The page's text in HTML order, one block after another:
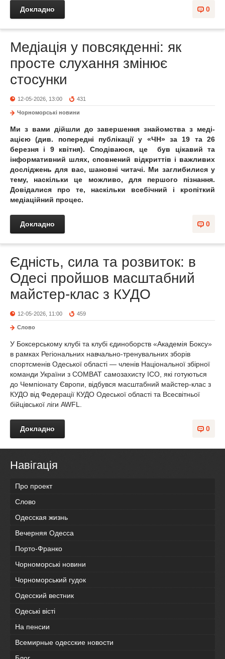
0
Докладно
Медіація у повсякденні: як
просте слухання змінює
стосунки
12-05-2026, 13:00 431
Чорноморські новини
Ми з вами дійшли до завершення знайомства з меді-
ацією (див. попередні публікації у «ЧН» за 19 та 26
березня і 9 квітня). Сподіваюся, це був цікавий та
інформативний шлях, сповнений відкриттів і важливих
досліджень для вас, шановні читачі. Ми заглибилися у
тему, наскільки це можливо, для першого пізнання.
Довідалися про те, наскільки всебічний і кропіткий
медіаційний процес.
0
Докладно
Єдність, сила та розвиток: в
Одесі пройшов масштабний
майстер-клас з КУДО
12-05-2026, 11:00 459
Слово
У Боксерському клубі та клубі єдиноборств «Академія Боксу»
в рамках Регіональних навчально-тренувальних зборів
спортсменів Одеської області — членів Національної збірної
команди України з COMBAT самозахисту ICO, які готуються
до Чемпіонату Європи, відбувся масштабний майстер-клас з
КУДО від Федерації КУДО Одеської області та Всесвітньої
бійцівської ліги AWFL.
0
Докладно
Навігація
Про проект
Слово
Одесская жизнь
Вечерняя Одесса
Порто-Франко
Чорноморські новини
Чорноморський гудок
Одесский вестник
Одеськi вiстi
На пенсии
Всемирные одесские новости